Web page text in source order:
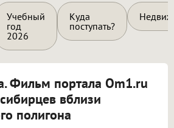
Учебный
год
2026
Куда
поступать?
Фильм портала Om1.ru
вблизи
полигона